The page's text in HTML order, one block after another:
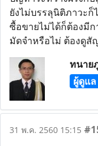
ยังไม่บรรลุนิติภาวะ
ซื้อขายไม่ได้ก็ต้องมี
มัดจำหรือไม่ ต้องดู
ทนาย
ผู้ดูแล
31 พ.ค. 2560 15:15